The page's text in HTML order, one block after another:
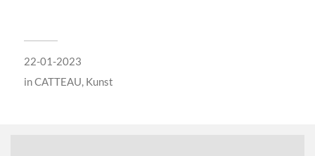
22-01-2023
inCATTEAU, Kunst